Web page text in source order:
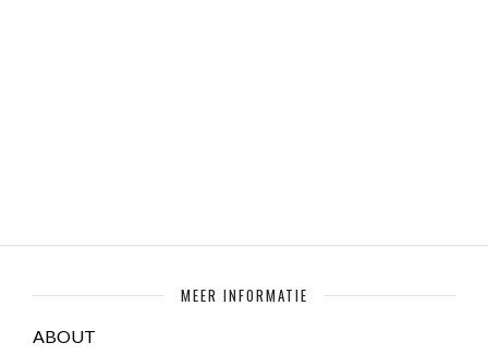
MEER INFORMATIE
ABOUT